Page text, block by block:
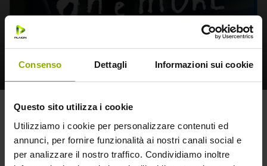
Consenso Dettagli Informazioni sui cookie
Questo sito utilizza i cookie
Utilizziamo i cookie per personalizzare contenuti ed
annunci, per fornire funzionalità ai nostri canali social e
per analizzare il nostro traffico. Condividiamo inoltre
Anemone
Trama